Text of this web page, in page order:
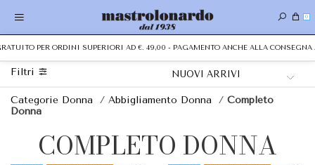
0
PER ORDINI SUPERIORI AD €. 49,00 - PAGAMENTO ANCHE ALLA CONSEGNA AL
Filtri
Categorie Donna / Abbigliamento Donna / Completo
Donna
COMPLETO DONNA